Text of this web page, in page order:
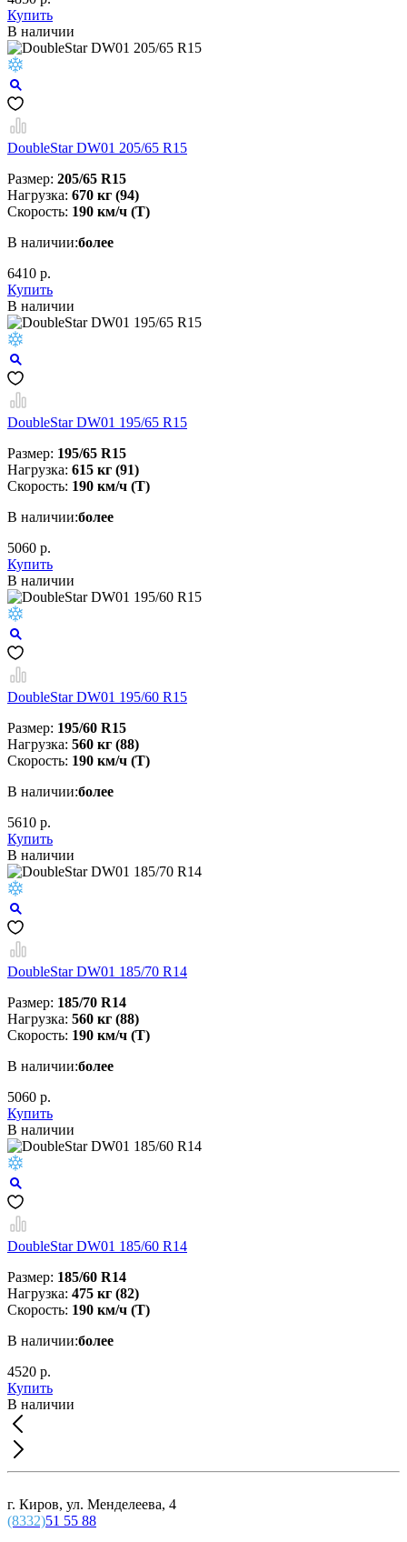
Купить
В наличии
DoubleStar DW01 205/65 R15
Размер: 205/65 R15
Нагрузка: 670 кг (94)
Скорость: 190 км/ч (T)
В наличии:более
6410 р.
Купить
В наличии
DoubleStar DW01 195/65 R15
Размер: 195/65 R15
Нагрузка: 615 кг (91)
Скорость: 190 км/ч (T)
В наличии:более
5060 р.
Купить
В наличии
DoubleStar DW01 195/60 R15
Размер: 195/60 R15
Нагрузка: 560 кг (88)
Скорость: 190 км/ч (T)
В наличии:более
5610 р.
Купить
В наличии
DoubleStar DW01 185/70 R14
Размер: 185/70 R14
Нагрузка: 560 кг (88)
Скорость: 190 км/ч (T)
В наличии:более
5060 р.
Купить
В наличии
DoubleStar DW01 185/60 R14
Размер: 185/60 R14
Нагрузка: 475 кг (82)
Скорость: 190 км/ч (T)
В наличии:более
4520 р.
Купить
В наличии
г. Киров, ул. Менделеева, 4
(8332)51 55 88